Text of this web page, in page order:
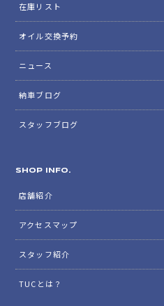
在庫リスト
オイル交換予約
ニュース
納車ブログ
スタッフブログ
SHOP INFO.
店舗紹介
アクセスマップ
スタッフ紹介
TUCとは？